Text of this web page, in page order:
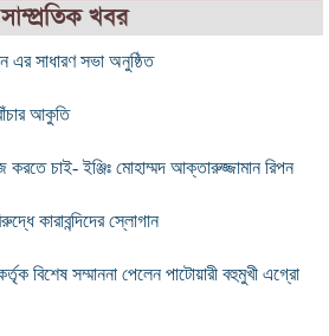
সাম্প্রতিক খবর
এর সাধারণ সভা অনুষ্ঠিত
আকুতি
চাই- ইঞ্জিঃ মোহাম্মদ আক্তারুজ্জামান রিপন
কারাবন্দিদের স্লোগান
বিশেষ সম্মাননা পেলেন পাটোয়ারী বহুমুখী এগ্রো